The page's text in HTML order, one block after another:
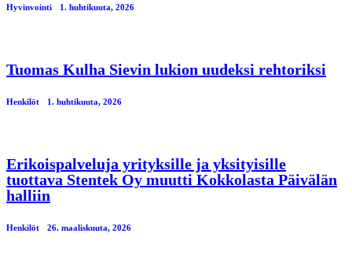
Hyvinvointi 1. huhtikuuta, 2026
Tuomas Kulha Sievin lukion uudeksi rehtoriksi
Henkilöt 1. huhtikuuta, 2026
Erikoispalveluja yrityksille ja yksityisille
tuottava Stentek Oy muutti Kokkolasta Päivälän
halliin
Henkilöt 26. maaliskuuta, 2026